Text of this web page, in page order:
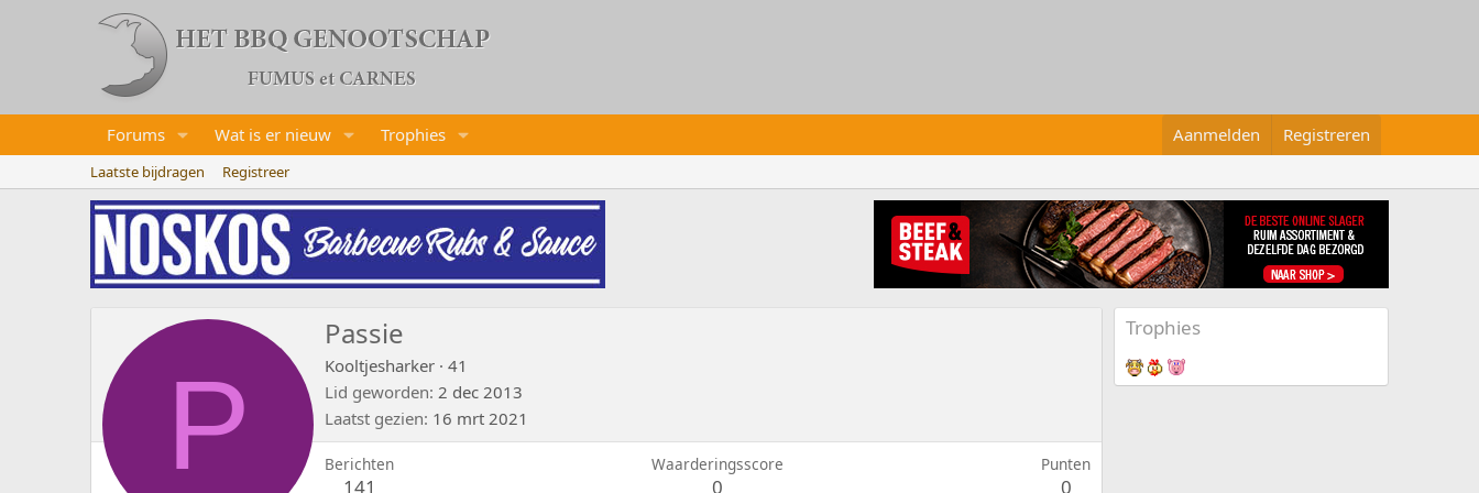
Forums Wat is er nieuw Trophies Aanmelden Registreren
Laatste bijdragen Registreer
P
Passie
Kooltjesharker · 41
Lid geworden 2 dec 2013
Laatst gezien 16 mrt 2021
Berichten
141
Waarderingsscore
0
Punten
0
Trophies